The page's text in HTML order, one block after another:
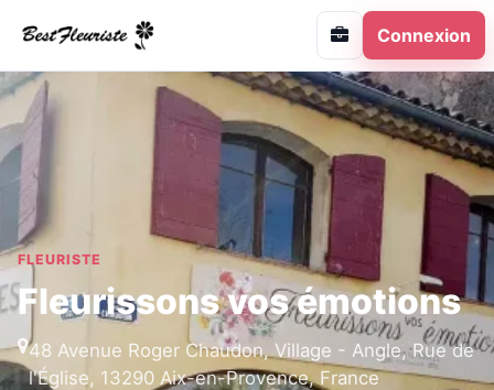
Connexion
FLEURISTE
Fleurissons vos émotions
48 Avenue Roger Chaudon, Village - Angle, Rue de
l'Église, 13290 Aix-en-Provence, France